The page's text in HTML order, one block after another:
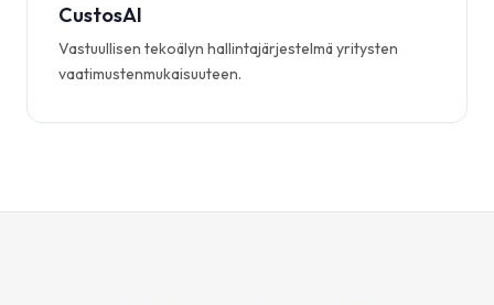
CustosAI
Vastuullisen tekoälyn hallintajärjestelmä yritysten
vaatimustenmukaisuuteen.